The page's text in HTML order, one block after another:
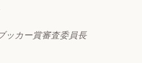
ッカー賞審査委員長